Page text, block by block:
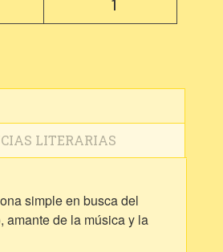
LITERARIAS
simple en busca del
amante de la música y la